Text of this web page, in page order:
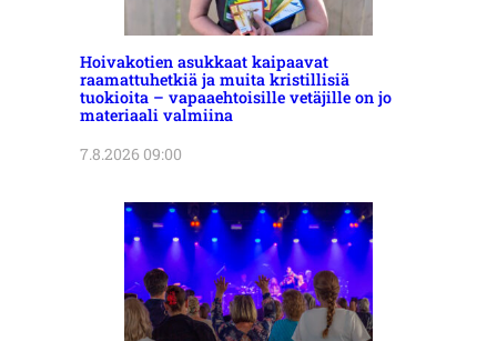
Hoivakotien asukkaat kaipaavat
raamattuhetkiä ja muita kristillisiä
tuokioita – vapaaehtoisille vetäjille on jo
materiaali valmiina
7.8.2026 09:00